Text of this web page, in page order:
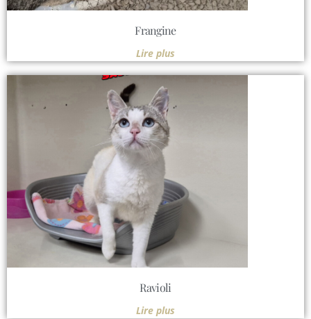
Frangine
Lire plus
Ravioli
Lire plus